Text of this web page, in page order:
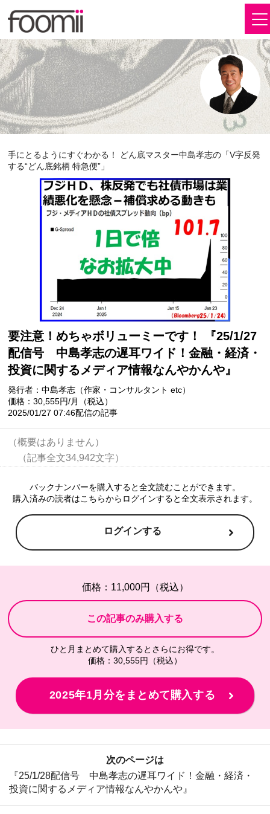
手にとるようにすぐわかる！ どん底マスター中島孝志の「V字反発
する“どん底銘柄 特急便”」
要注意！めちゃボリューミーです！ 『25/1/27
配信号 中島孝志の遅耳ワイド！金融・経済・
投資に関するメディア情報なんやかんや』
発行者：中島孝志（作家・コンサルタント etc）
価格：30,555円/月（税込）
2025/01/27 07:46配信の記事
（概要はありません）
バックナンバーを購入すると全文読むことができます。
購入済みの読者はこちらからログインすると全文表示されます。
ログインする
価格：11,000円（税込）
ひと月まとめて購入するとさらにお得です。
価格：30,555円（税込）
2025年1月分をまとめて購入する
次のページは
『25/1/28配信号 中島孝志の遅耳ワイド！金融・経済・
投資に関するメディア情報なんやかんや』